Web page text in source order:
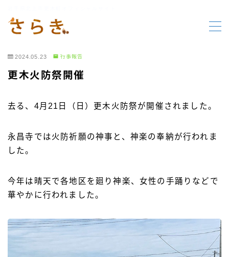
MENU
HOME
行事案内
お知らせ
2024.05.23 行事報告
更木火防祭開催
去る、4月21日（日）更木火防祭が開催されました。
永昌寺では火防祈願の神事と、神楽の奉納が行われま
した。
今年は晴天で各地区を廻り神楽、女性の手踊りなどで
華やかに行われました。